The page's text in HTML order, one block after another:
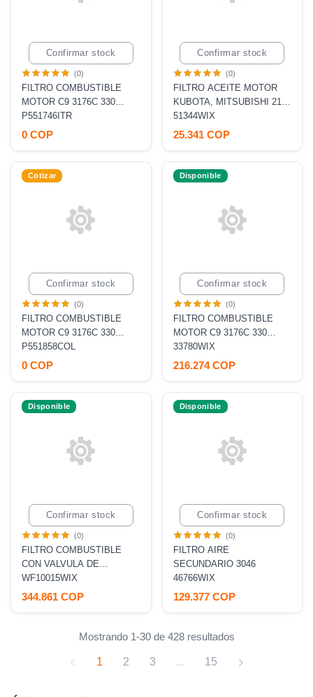
Confirmar stock
(0)
FILTRO COMBUSTIBLE
MOTOR C9 3176C 330
MICRAS [P551858 ,
FS19591, BF1395O]
P551746ITR
0 COP
Confirmar stock
(0)
FILTRO ACEITE MOTOR
KUBOTA, MITSUBISHI 21
MICRAS [, LF16157, B161S]
51344WIX
25.341 COP
Confirmar stock
Cotizar
(0)
FILTRO COMBUSTIBLE
MOTOR C9 3176C 330
MICRAS [P551858 ,
FS19591, BF1395O]
P551858COL
0 COP
Confirmar stock
Disponible
(0)
FILTRO COMBUSTIBLE
MOTOR C9 3176C 330
MICRAS [P551858 ,
FS19591, BF1395O]
33780WIX
216.274 COP
Confirmar stock
Disponible
(0)
FILTRO COMBUSTIBLE
CON VALVULA DE
DRENAJE KOB SK350-8 30
MICRAS [P551057, BF1348]
WF10015WIX
344.861 COP
Confirmar stock
Disponible
(0)
FILTRO AIRE
SECUNDARIO 3046
46766WIX
129.377 COP
Mostrando 1-30 de 428 resultados
1 2 3 ... 15